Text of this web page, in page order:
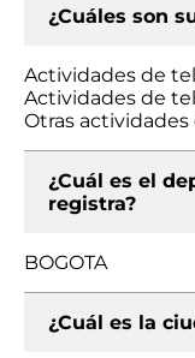
¿Cuáles son
Actividades de
Actividades de
Otras
¿Cuál es el
registra?
BOGOTA
¿Cuál es la